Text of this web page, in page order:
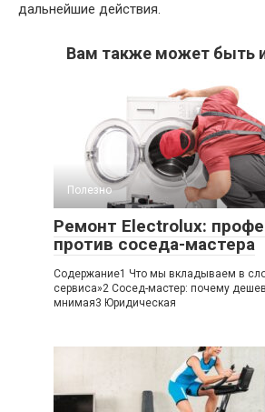
дальнейшие действия.
Вам также может быть
Полезно
Ремонт Electrolux:
против соседа-мастера
Содержание1 Что мы вкладываем в
сервиса»2 Сосед-мастер: почему
мнимая3 Юридическая